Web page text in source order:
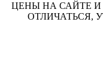
ЦЕНЫ НА САЙТЕ
ОТЛИЧАТЬСЯ,